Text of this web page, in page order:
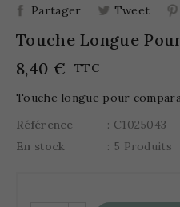
Partager Tweet
Touche Longue
8,40 €
TTC
Touche longue pour
Référence
: C1025043
En stock
: 5 Produits